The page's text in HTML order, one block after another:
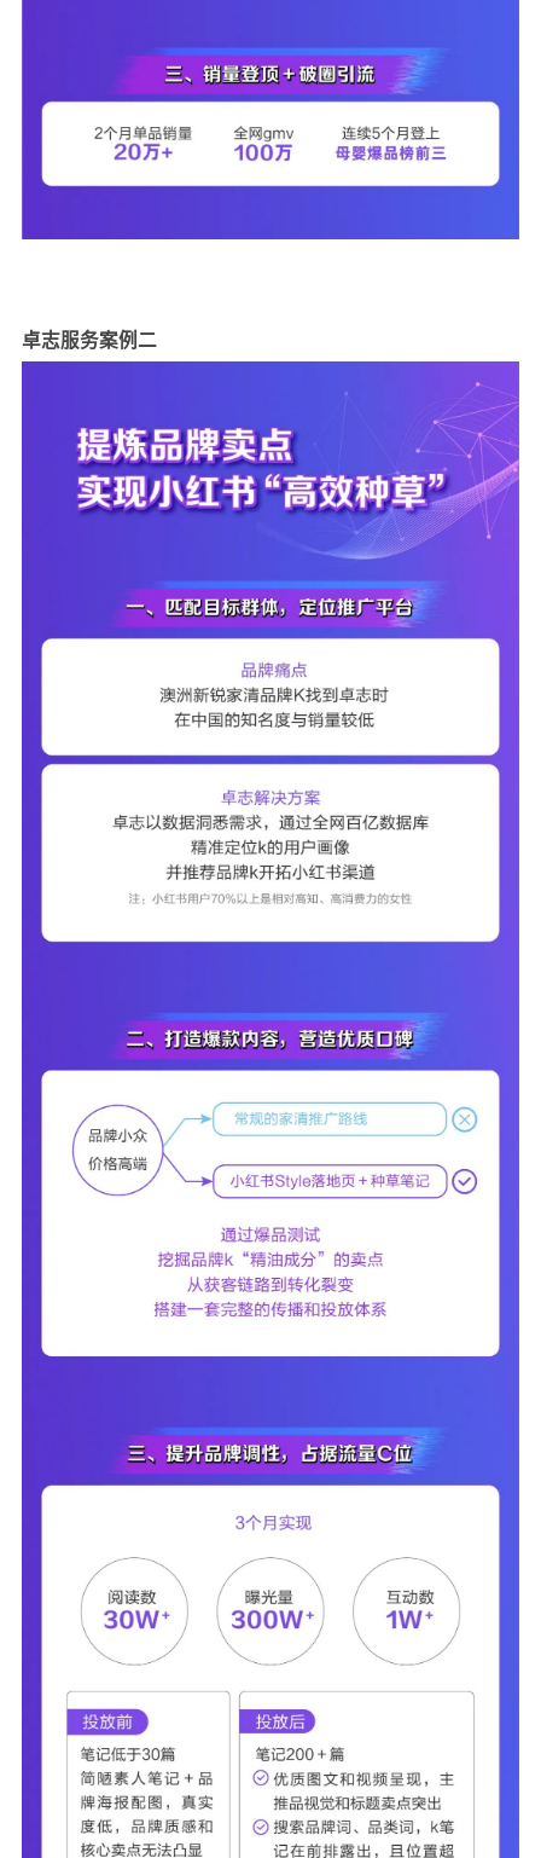
卓志服务案例二